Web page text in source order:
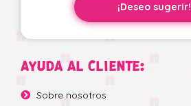
¡Deseo sugerir!
AYUDA AL CLIENTE:
Sobre nosotros